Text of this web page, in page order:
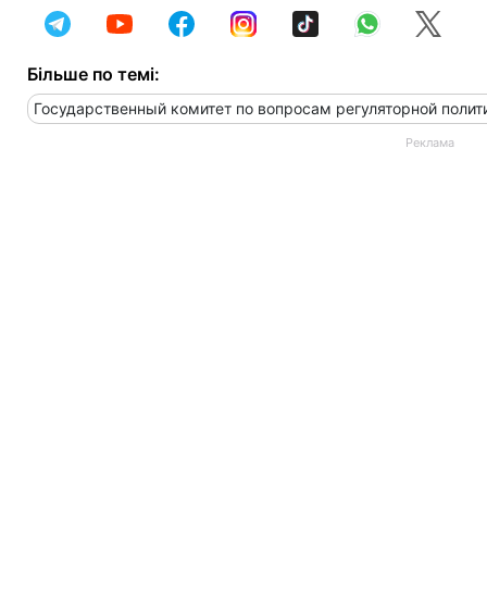
Більше по темі:
Государственный комитет по вопросам регуляторной